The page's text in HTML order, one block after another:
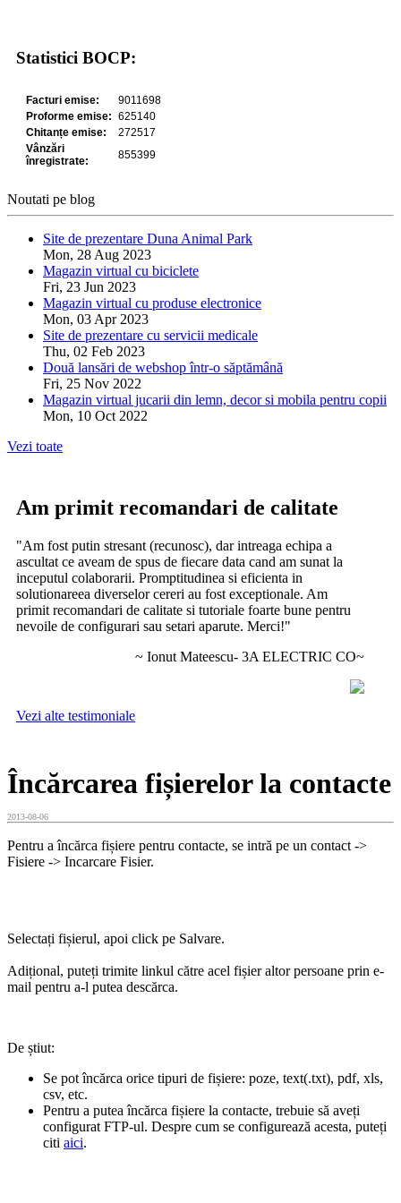
Statistici BOCP:
Noutati pe blog
Site de prezentare Duna Animal Park
Mon, 28 Aug 2023
Magazin virtual cu biciclete
Fri, 23 Jun 2023
Magazin virtual cu produse electronice
Mon, 03 Apr 2023
Site de prezentare cu servicii medicale
Thu, 02 Feb 2023
Două lansări de webshop într-o săptămână
Fri, 25 Nov 2022
Magazin virtual jucarii din lemn, decor si mobila pentru copii
Mon, 10 Oct 2022
Vezi toate
Am primit recomandari de calitate
"Am fost putin stresant (recunosc), dar intreaga echipa a
ascultat ce aveam de spus de fiecare data cand am sunat la
inceputul colaborarii. Promptitudinea si eficienta in
solutionareea diverselor cereri au fost exceptionale. Am
primit recomandari de calitate si tutoriale foarte bune pentru
nevoile de configurari sau setari aparute. Merci!"
~ Ionut Mateescu- 3A ELECTRIC CO~
Vezi alte testimoniale
Încărcarea fișierelor la contacte
2013-08-06
Pentru a încărca fișiere pentru contacte, se intră pe un contact ->
Fisiere -> Incarcare Fisier.
Selectați fișierul, apoi click pe Salvare.
Adițional, puteți trimite linkul către acel fișier altor persoane prin e-
mail pentru a-l putea descărca.
De știut:
Se pot încărca orice tipuri de fișiere: poze, text(.txt), pdf, xls,
csv, etc.
Pentru a putea încărca fișiere la contacte, trebuie să aveți
configurat FTP-ul. Despre cum se configurează acesta, puteți
citi aici.